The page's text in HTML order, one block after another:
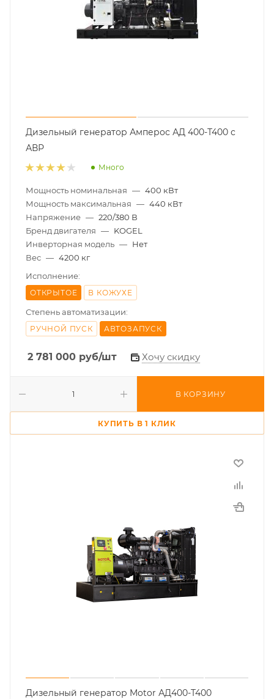
Дизельный генератор Амперос АД 400-Т400 с
АВР
Много
Мощность номинальная — 400 кВт
Мощность максимальная — 440 кВт
Напряжение — 220/380 В
Бренд двигателя — KOGEL
Инверторная модель — Нет
Вес — 4200 кг
Исполнение:
ОТКРЫТОЕ В КОЖУХЕ
Степень автоматизации:
РУЧНОЙ ПУСК АВТОЗАПУСК
2 781 000 руб/шт Хочу скидку
В КОРЗИНУ
КУПИТЬ В 1 КЛИК
Дизельный генератор Motor АД400-T400